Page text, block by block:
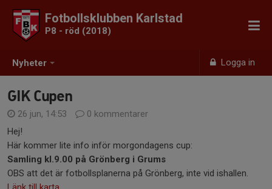
Nyheter Logga in
Fotbollsklubben Karlstad
P8 - röd (2018)
GIK Cupen
26 jun, 14:53
0 kommentarer
Hej!
Här kommer lite info inför morgondagens cup:
Samling kl.9.00 på Grönberg i Grums
OBS att det är fotbollsplanerna på Grönberg, inte vid ishallen.